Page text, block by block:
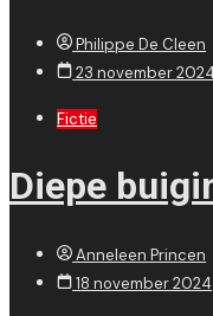
Philippe De Cleen
23 november 2024
Fictie
Diepe
Anneleen Princen
18 november 2024